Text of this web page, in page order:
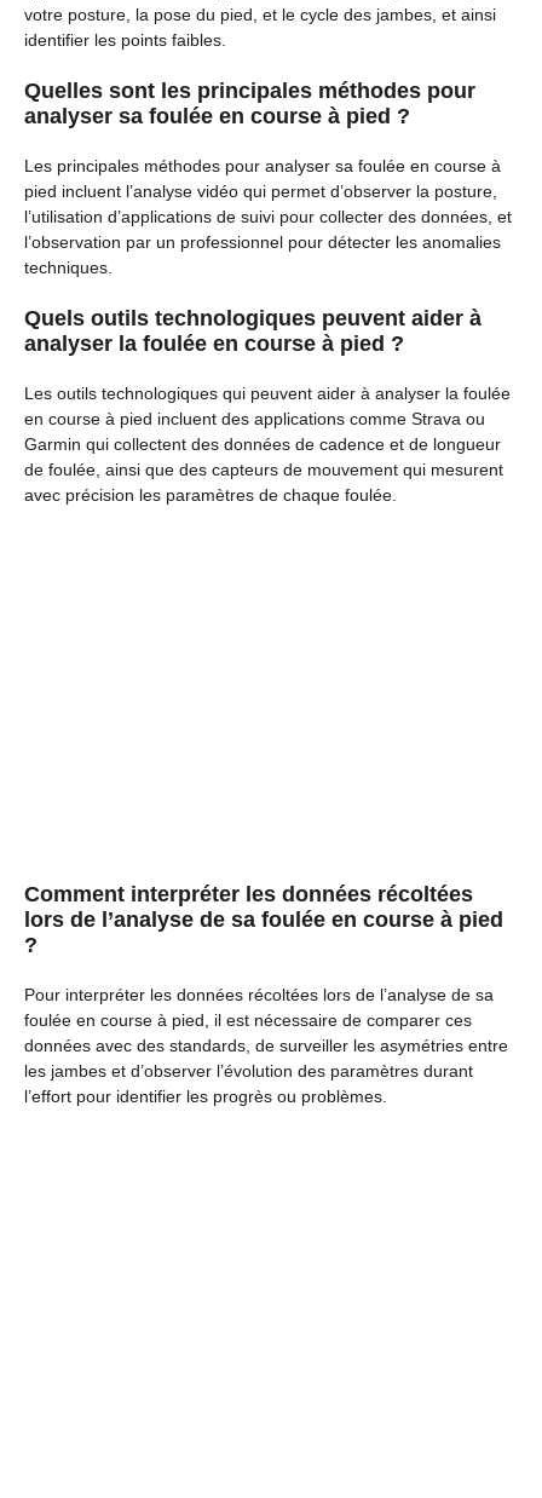
votre posture, la pose du pied, et le cycle des jambes, et ainsi
identifier les points faibles.
Quelles sont les principales méthodes pour
analyser sa foulée en course à pied ?
Les principales méthodes pour analyser sa foulée en course à
pied incluent l’analyse vidéo qui permet d’observer la posture,
l’utilisation d’applications de suivi pour collecter des données, et
l’observation par un professionnel pour détecter les anomalies
techniques.
Quels outils technologiques peuvent aider à
analyser la foulée en course à pied ?
Les outils technologiques qui peuvent aider à analyser la foulée
en course à pied incluent des applications comme Strava ou
Garmin qui collectent des données de cadence et de longueur
de foulée, ainsi que des capteurs de mouvement qui mesurent
avec précision les paramètres de chaque foulée.
Comment interpréter les données récoltées
lors de l’analyse de sa foulée en course à pied
?
Pour interpréter les données récoltées lors de l’analyse de sa
foulée en course à pied, il est nécessaire de comparer ces
données avec des standards, de surveiller les asymétries entre
les jambes et d’observer l’évolution des paramètres durant
l’effort pour identifier les progrès ou problèmes.